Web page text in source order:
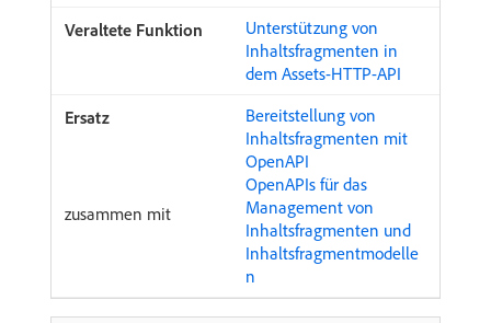
Unterstützung von
Inhaltsfragmenten in
dem Assets-HTTP-API
Bereitstellung von
Inhaltsfragmenten mit
OpenAPI
zusammen mit
OpenAPIs für das
Management von
Inhaltsfragmenten und
Inhaltsfragmentmodelle
n